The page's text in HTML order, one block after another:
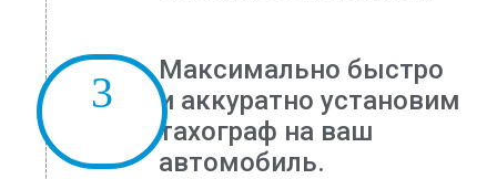
Максимально быстро
и аккуратно установим
тахограф на ваш
автомобиль.